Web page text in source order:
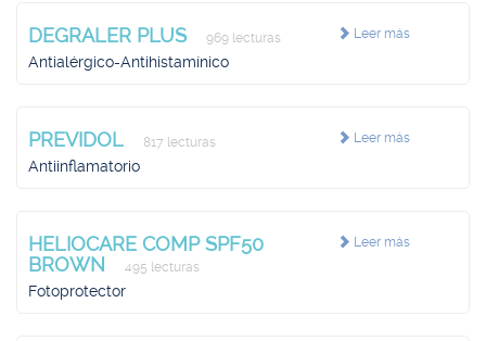
Leer más
DEGRALER PLUS 969 lecturas
Antialérgico-Antihistamínico
Leer más
PREVIDOL 817 lecturas
Antiinflamatorio
Leer más
HELIOCARE COMP SPF50
BROWN
495 lecturas
Fotoprotector